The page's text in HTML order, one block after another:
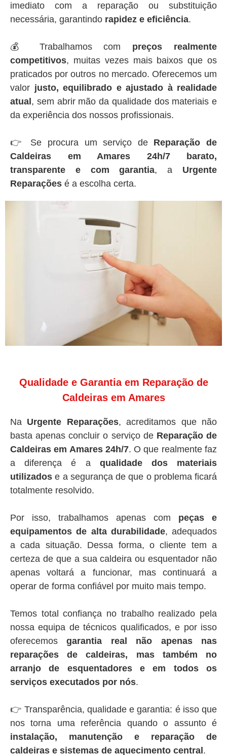
imediato com a reparação ou substituição
necessária, garantindo rapidez e eficiência.
💰 Trabalhamos com preços realmente
competitivos, muitas vezes mais baixos que os
praticados por outros no mercado. Oferecemos um
valor justo, equilibrado e ajustado à realidade
atual , sem abrir mão da qualidade dos materiais e
da experiência dos nossos profissionais.
👉 Se procura um serviço de Reparação de
Caldeiras em Amares 24h/7 barato,
transparente e com garantia, a Urgente
Reparações é a escolha certa.
Qualidade e Garantia em Reparação de
Caldeiras em Amares
Na Urgente Reparações, acreditamos que não
basta apenas concluir o serviço de Reparação de
Caldeiras em Amares 24h/7. O que realmente faz
a diferença é a qualidade dos materiais
utilizados e a segurança de que o problema ficará
totalmente resolvido.
Por isso, trabalhamos apenas com peças e
equipamentos de alta durabilidade, adequados
a cada situação. Dessa forma, o cliente tem a
certeza de que a sua caldeira ou esquentador não
apenas voltará a funcionar, mas continuará a
operar de forma confiável por muito mais tempo.
Temos total confiança no trabalho realizado pela
nossa equipa de técnicos qualificados, e por isso
oferecemosgarantia real não apenas nas
reparações de caldeiras, mas também no
arranjo de esquentadores e em todos os
serviços executados por nós.
👉 Transparência, qualidade e garantia: é isso que
nos torna uma referência quando o assunto é
instalação, manutenção e reparação de
caldeiras e sistemas de aquecimento central.